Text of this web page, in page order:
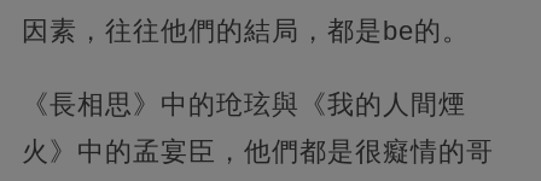
因素，往往他們的結局，都是be的。
《長相思》中的玱玹與《我的人間煙
火》中的孟宴臣，他們都是很癡情的哥